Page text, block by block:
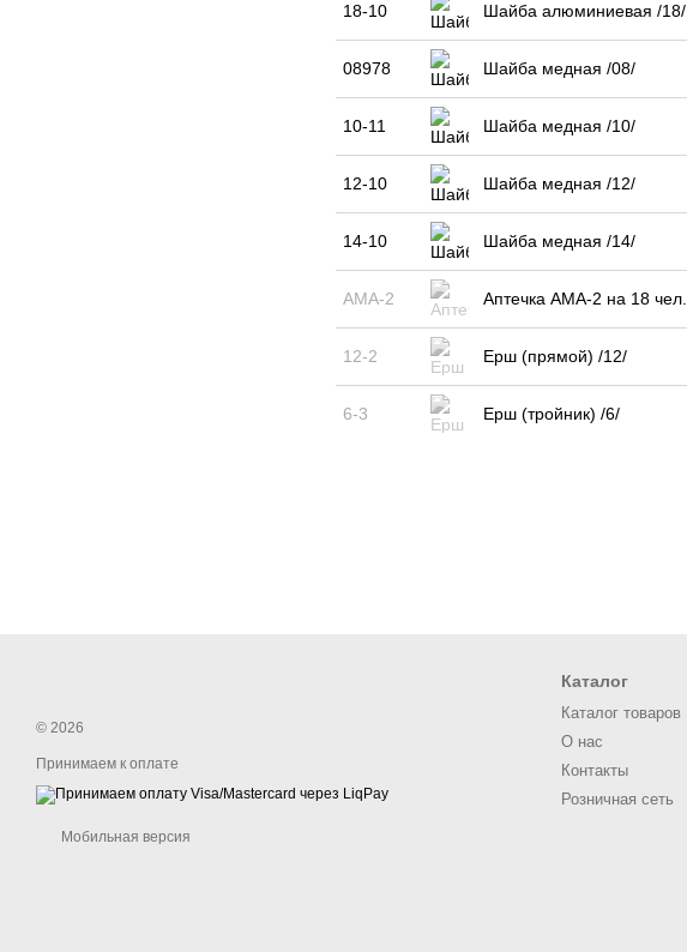
18-10 Шайба алюминиевая /18/
08978 Шайба медная /08/
10-11 Шайба медная /10/
12-10 Шайба медная /12/
14-10 Шайба медная /14/
АМА-2 Аптечка АМА-2 на 18 чел.
12-2 Ерш (прямой) /12/
6-3 Ерш (тройник) /6/
© 2026
Принимаем к оплате
Мобильная версия
Каталог
Каталог товаров
О нас
Контакты
Розничная сеть